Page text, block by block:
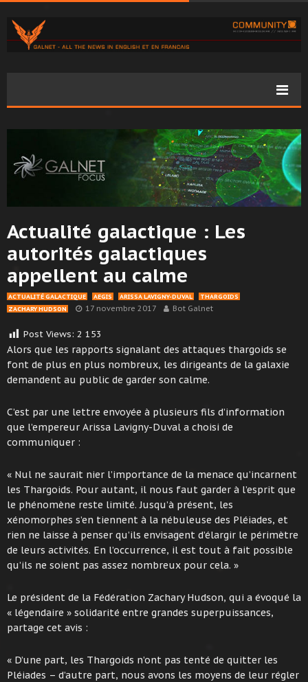
Actualité galactique : Les
autorités galactiques
appellent au calme
ACTUALITÉ GALACTIQUE AEGIS ARISSA LAVIGNY-DUVAL
THARGOIDS
ZACHARY HUDSON
17 novembre 2017 Bot Galnet
Post Views: 2 153
Alors que les rapports signalant des attaques thargoids se
font de plus en plus nombreux, les dirigeants de la galaxie
demandent au public de garder son calme.
C’est par une lettre envoyée à plusieurs fils d’information
que l’empereur Arissa Lavigny-Duval a choisi de
communiquer :
« Nul ne saurait nier l’importance de la menace qu’incarnent
les Thargoids. Pour autant, il nous faut garder à l’esprit que
le phénomène reste limité. Jusqu’à présent, les
xénomorphes s’en tiennent à la nébuleuse des Pléiades, et
rien ne laisse à penser qu’ils envisagent d’élargir le périmètre
de leurs activités. En l’occurrence, il est tout à fait possible
qu’ils ne soient pas assez nombreux pour cela. »
Le président de la Fédération Zachary Hudson, qui a évoqué la
« légendaire » solidarité entre grandes superpuissances,
partage cet avis :
« D’une part, les Thargoids n’ont pas tenté de quitter les
Pléiades – d’autre part, nous avons les moyens de leur régler